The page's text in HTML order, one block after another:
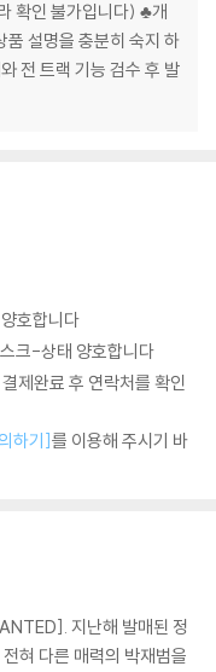
확인 불가입니다) ♣개
설명을 충분히 숙지 하
전 트랙 기능 검수 후 발
호합니다
크-상태 양호합니다
제완료 후 연락처를 확인
하기]를 이용해 주시기 바
지난해 발매된 정
혀 다른 매력의 박재범을